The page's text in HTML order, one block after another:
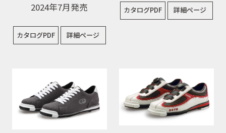
取扱商品
2024年7月発売
カタログPDF 詳細ページ
カタログPDF 詳細ページ